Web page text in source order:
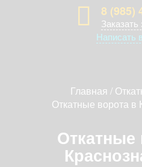
8 (985)
Заказать
Написать
Главная /
Откатные ворота в
Откатные